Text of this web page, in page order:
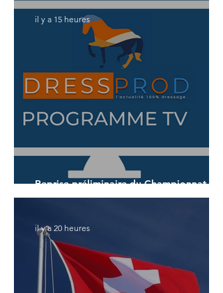
Reprise préliminaire du Championnat du
Monde des 7 ans
il y a 15 heures
il y a 20 heures